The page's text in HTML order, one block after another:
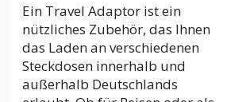
Ein Travel Adaptor ist ein
nützliches Zubehör, das Ihnen
das Laden an verschiedenen
Steckdosen innerhalb und
außerhalb Deutschlands